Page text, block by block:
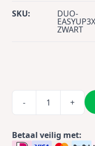
SKU: DUO-
ZWART
- +
Betaal veilig met: